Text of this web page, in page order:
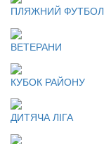
ПЛЯЖНИЙ ФУТБОЛ
ВЕТЕРАНИ
КУБОК РАЙОНУ
ДИТЯЧА ЛІГА